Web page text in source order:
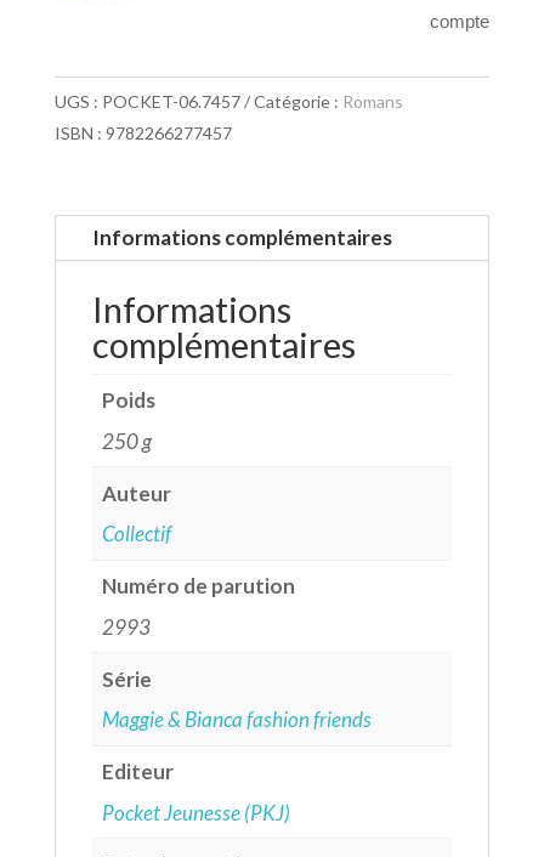
compte
UGS : POCKET-06.7457 Catégorie : Romans
ISBN : 9782266277457
Informations complémentaires
Informations
complémentaires
Poids
250 g
Auteur
Collectif
Numéro de parution
2993
Série
Maggie & Bianca fashion friends
Editeur
Pocket Jeunesse (PKJ)